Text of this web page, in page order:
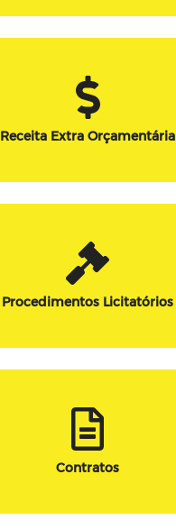
Receita Extra Orçamentária
Procedimentos Licitatórios
Contratos